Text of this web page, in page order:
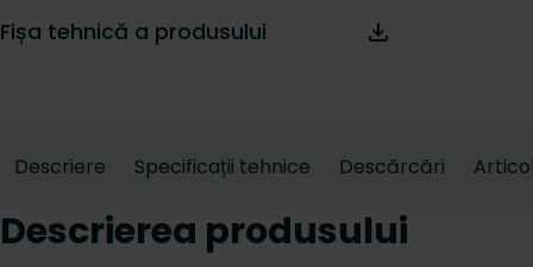
Fișa tehnică a produsului
Descriere Specificații tehnice Descărcări
Descrierea produsului